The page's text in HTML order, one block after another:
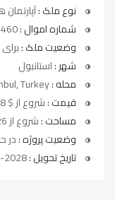
نوع ملک :
شماره اموال :
وضعیت ملک :
شهر :استانبول
محله :Turkey
قیمت :شروع از $ 366.528
مساحت :شروع از 126 Sqm
وضعیت پروژه :در
تاریخ تحویل :2028-12-31